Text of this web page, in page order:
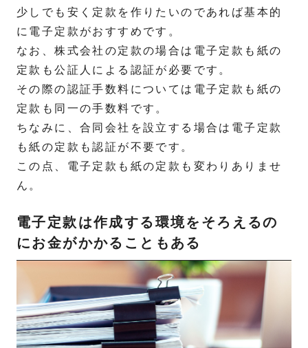
少しでも安く定款を作りたいのであれば基本的
に電子定款がおすすめです。
なお、株式会社の定款の場合は電子定款も紙の
定款も公証人による認証が必要です。
その際の認証手数料については電子定款も紙の
定款も同一の手数料です。
ちなみに、合同会社を設立する場合は電子定款
も紙の定款も認証が不要です。
この点、電子定款も紙の定款も変わりありませ
ん。
電子定款は作成する環境をそろえるの
にお金がかかることもある